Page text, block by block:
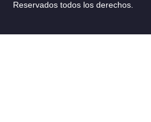
Reservados todos los derechos.